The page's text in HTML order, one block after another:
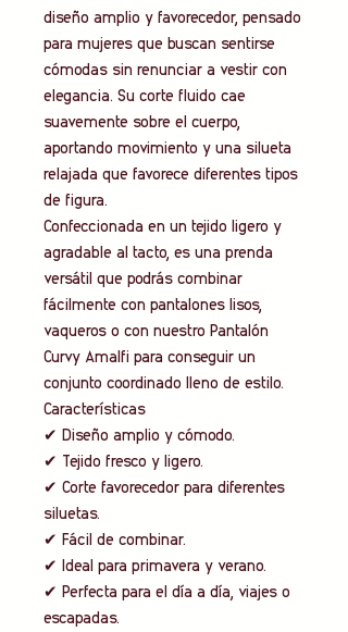
diseño amplio y favorecedor, pensado
para mujeres que buscan sentirse
cómodas sin renunciar a vestir con
elegancia. Su corte fluido cae
suavemente sobre el cuerpo,
aportando movimiento y una silueta
relajada que favorece diferentes tipos
de figura.
Confeccionada en un tejido ligero y
agradable al tacto, es una prenda
versátil que podrás combinar
fácilmente con pantalones lisos,
vaqueros o con nuestro Pantalón
Curvy Amalfi para conseguir un
conjunto coordinado lleno de estilo.
Características
✔ Diseño amplio y cómodo.
✔ Tejido fresco y ligero.
✔ Corte favorecedor para diferentes
siluetas.
✔ Fácil de combinar.
✔ Ideal para primavera y verano.
✔ Perfecta para el día a día, viajes o
escapadas.